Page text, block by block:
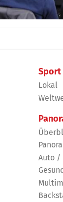
Sport
Lokal
Auto /